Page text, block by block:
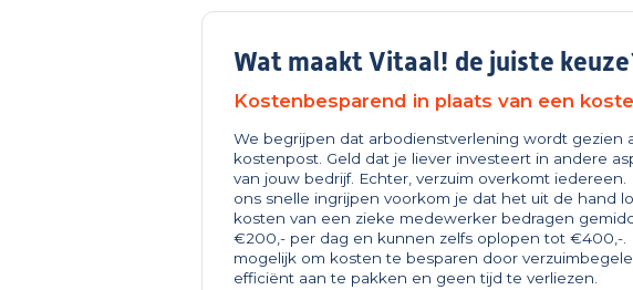
Wat maakt Vitaal! de juiste
Kostenbesparend in plaats van een
We begrijpen dat arbodienstverlening wordt gezien
kostenpost. Geld dat je liever investeert in andere
van jouw bedrijf. Echter, verzuim overkomt iedereen.
ons snelle ingrijpen voorkom je dat het uit de hand
kosten van een zieke medewerker bedragen
€200,- per dag en kunnen zelfs oplopen tot €400,-.
mogelijk om kosten te besparen door
efficiënt aan te pakken en geen tijd te verliezen.